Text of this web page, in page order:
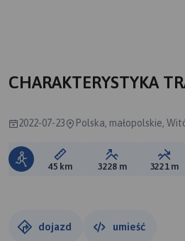
CHARAKTERYSTYKA
2022-07-23 Polska, małopolskie,
Długość trasy:
45 km Suma
3228 m 3221 m
dojazd umieść